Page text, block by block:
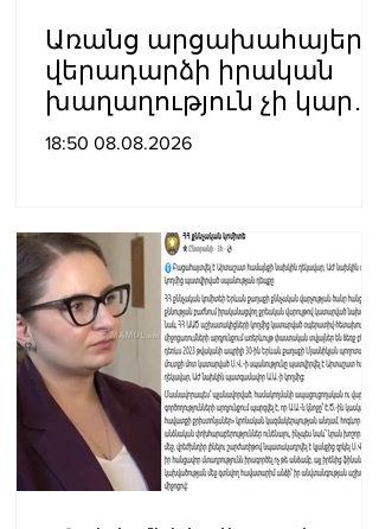
Առանց արցախահայերի
վերադարձի իրական
խաղաղություն չի կարող
լինել․ Սաղաթելյան
18:50 08.08.2026